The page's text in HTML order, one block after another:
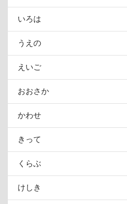
いろは
うえの
えいご
おおさか
かわせ
きって
くらぶ
けしき